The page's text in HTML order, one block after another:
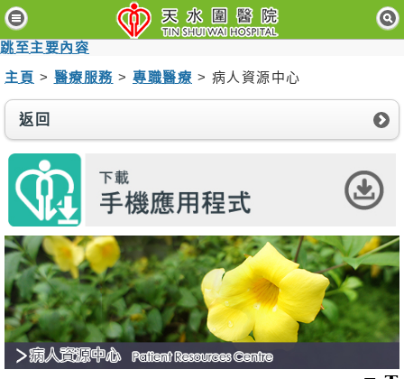
跳至主要內容
主
頁
病
人
與
客
醫
療
服
務
醫
護
專
業
人
主頁 > 醫療服務 > 專職醫療 > 病人資源中心
返回